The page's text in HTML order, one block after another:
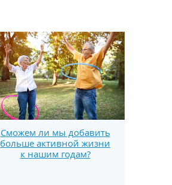
Сможем ли мы добавить
больше активной жизни
к нашим годам?